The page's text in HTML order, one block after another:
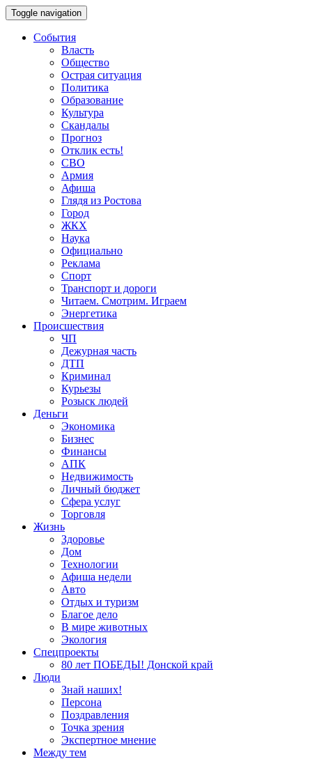
Toggle navigation
События
Власть
Общество
Острая ситуация
Политика
Образование
Культура
Скандалы
Прогноз
Отклик есть!
СВО
Армия
Афиша
Глядя из Ростова
Город
ЖКХ
Наука
Официально
Реклама
Спорт
Транспорт и дороги
Читаем. Смотрим. Играем
Энергетика
Происшествия
ЧП
Дежурная часть
ДТП
Криминал
Курьезы
Розыск людей
Деньги
Экономика
Бизнес
Финансы
АПК
Недвижимость
Личный бюджет
Сфера услуг
Торговля
Жизнь
Здоровье
Дом
Технологии
Афиша недели
Авто
Отдых и туризм
Благое дело
В мире животных
Экология
Спецпроекты
80 лет ПОБЕДЫ! Донской край
Люди
Знай наших!
Персона
Поздравления
Точка зрения
Экспертное мнение
Между тем